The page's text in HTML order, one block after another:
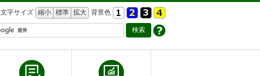
文字サイズ 縮小 標準 拡大 背景色